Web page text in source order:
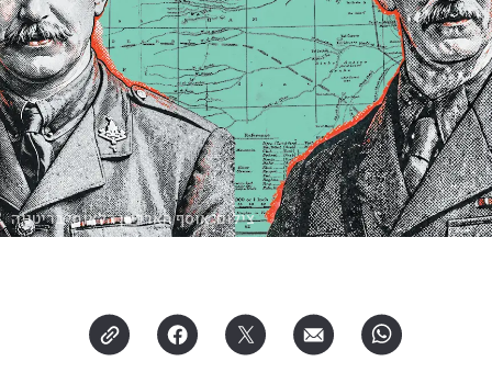
צילום:אוסף הארכיון הלאומי בריטניה